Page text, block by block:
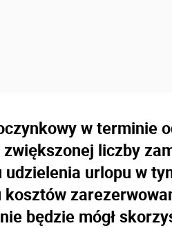
w terminie
liczby
urlopu w
będzie mógł